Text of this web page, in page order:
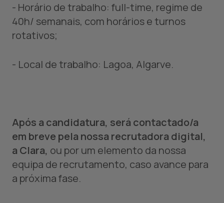
- Horário de trabalho: full-time, regime de
40h/ semanais, com horários e turnos
rotativos;
- Local de trabalho: Lagoa, Algarve.
Após a candidatura, será contactado/a
em breve pela nossa recrutadora digital,
a Clara, ou por um elemento da nossa
equipa de recrutamento, caso avance para
a próxima fase.